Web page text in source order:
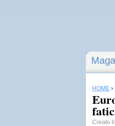
HOME ›
Creato